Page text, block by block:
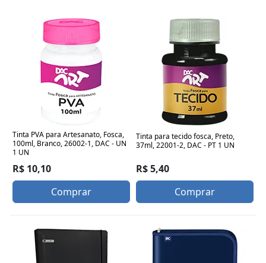
Tinta PVA para Artesanato, Fosca,
100ml, Branco, 26002-1, DAC - UN
1 UN
R$ 10,10
Comprar
Tinta para tecido fosca, Preto,
37ml, 22001-2, DAC - PT 1 UN
R$ 5,40
Comprar